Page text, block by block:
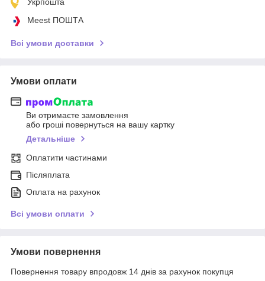
Meest ПОШТА
Всі умови доставки
Умови оплати
Ви отримаєте замовлення
або гроші повернуться на вашу картку
Детальніше
Оплатити частинами
Післяплата
Оплата на рахунок
Всі умови оплати
Умови повернення
Повернення товару впродовж 14 днів за рахунок покупця